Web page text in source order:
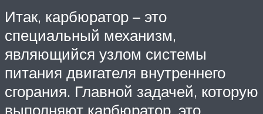
Итак, карбюратор – это
специальный механизм,
являющийся узлом системы
питания двигателя внутреннего
сгорания. Главной задачей, которую
выполняют карбюратор, это